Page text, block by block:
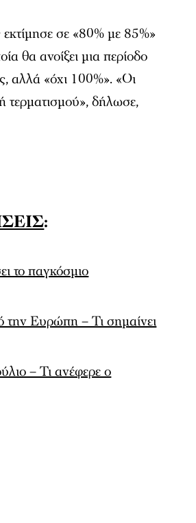
σε «80% με 85%»
θα ανοίξει μια περίοδο
αλλά «όχι 100%». «Οι
τερματισμού», δήλωσε,
:
το παγκόσμιο
Ευρώπη – Τι σημαίνει
– Τι ανέφερε ο